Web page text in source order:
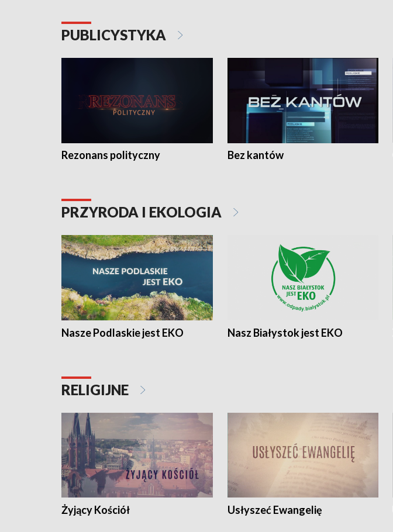
PUBLICYSTYKA
Rezonans polityczny Bez kantów
PRZYRODA I EKOLOGIA
Nasze Podlaskie jest EKO Nasz Białystok jest EKO
RELIGIJNE
Żyjący Kościół Usłyszeć Ewangelię